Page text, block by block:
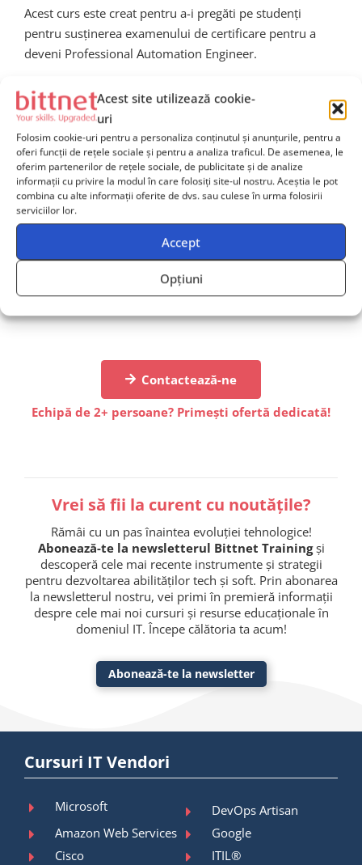
Acest site utilizează cookie-
uri
Folosim cookie-uri pentru a personaliza conținutul și anunțurile, pentru a
oferi funcții de rețele sociale și pentru a analiza traficul. De asemenea, le
oferim partenerilor de rețele sociale, de publicitate și de analize
informații cu privire la modul în care folosiți site-ul nostru. Aceștia le pot
combina cu alte informații oferite de dvs. sau culese în urma folosirii
serviciilor lor.
Accept
Opțiuni
Acest curs este creat pentru a-i pregăti pe studenți
pentru susținerea examenului de certificare pentru a
deveni Professional Automation Engineer.
Ai nevoie de îndrumare
pentru alegerea cursurilor
potrivite echipei tale?
Contactează-neși solicită mai multe informații, iar unul
dintre consultanții noștri va reveni către tine în cel mai
scurt timp posibil și îți va oferisuport dedicat.
Contactează-ne
Echipă de 2+ persoane? Primești ofertă dedicată!
Vrei să fii la curent cu noutățile?
Rămâi cu un pas înaintea evoluției tehnologice!
Abonează-te la newsletterul Bittnet Trainingși
descoperă cele mai recente instrumente și strategii
pentru dezvoltarea abilităților tech și soft. Prin abonarea
la newsletterul nostru, vei primi în premieră informații
despre cele mai noi cursuri și resurse educaționale în
domeniul IT. Începe călătoria ta acum!
Abonează-te la newsletter
Cursuri IT Vendori
Microsoft
DevOps Artisan
Amazon Web Services
Google
Cisco
ITIL®